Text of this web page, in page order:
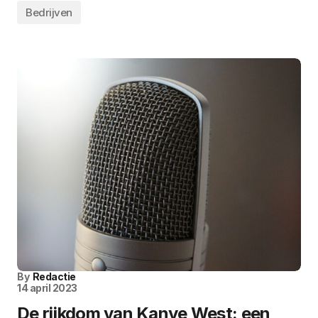
Bedrijven
By Redactie
14 april 2023
De rijkdom van Kanye West: een